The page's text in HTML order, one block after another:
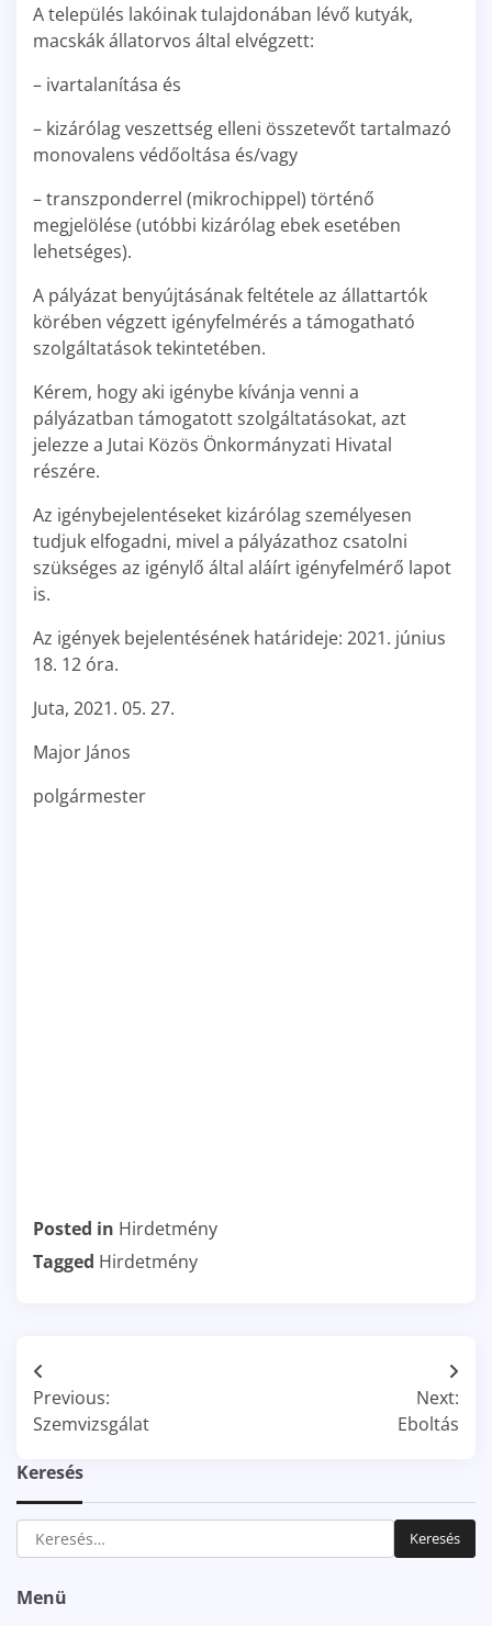
A település lakóinak tulajdonában lévő kutyák,
macskák állatorvos által elvégzett:
– ivartalanítása és
– kizárólag veszettség elleni összetevőt tartalmazó
monovalens védőoltása és/vagy
– transzponderrel (mikrochippel) történő
megjelölése (utóbbi kizárólag ebek esetében
lehetséges).
A pályázat benyújtásának feltétele az állattartók
körében végzett igényfelmérés a támogatható
szolgáltatások tekintetében.
Kérem, hogy aki igénybe kívánja venni a
pályázatban támogatott szolgáltatásokat, azt
jelezze a Jutai Közös Önkormányzati Hivatal
részére.
Az igénybejelentéseket kizárólag személyesen
tudjuk elfogadni, mivel a pályázathoz csatolni
szükséges az igénylő által aláírt igényfelmérő lapot
is.
Az igények bejelentésének határideje: 2021. június
18. 12 óra.
Juta, 2021. 05. 27.
Major János
polgármester
Posted in Hirdetmény
Tagged Hirdetmény
Bejegyzés
navigáció
Previous:
Szemvizsgálat
Next:
Eboltás
Keresés
Keresés:
Menü